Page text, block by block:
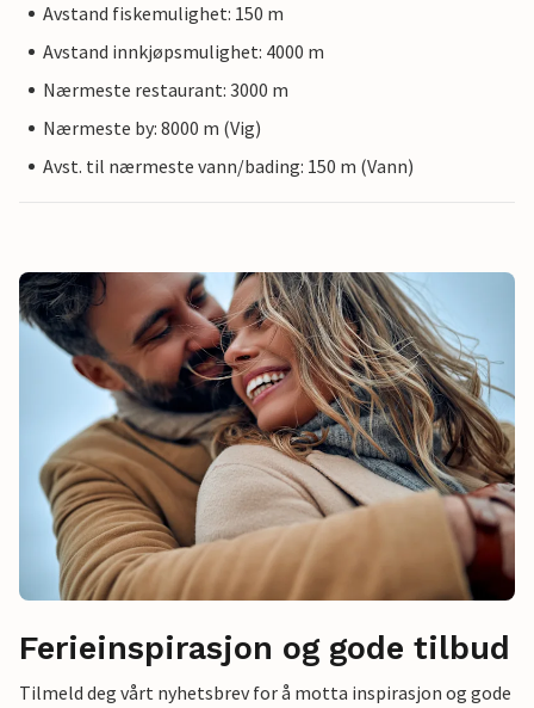
Avstand fiskemulighet: 150 m
Avstand innkjøpsmulighet: 4000 m
Nærmeste restaurant: 3000 m
Nærmeste by: 8000 m (Vig)
Avst. til nærmeste vann/bading: 150 m (Vann)
Ferieinspirasjon og gode tilbud
Tilmeld deg vårt nyhetsbrev for å motta inspirasjon og gode